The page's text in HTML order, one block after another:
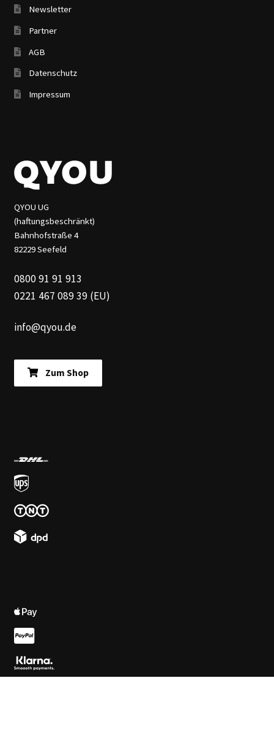
QYOU UG
(haftungsbeschränkt)
82229 Seefeld
0800 91 91 913
info@qyou.de
Zum Shop
AGB
Datenschutz
Impressum